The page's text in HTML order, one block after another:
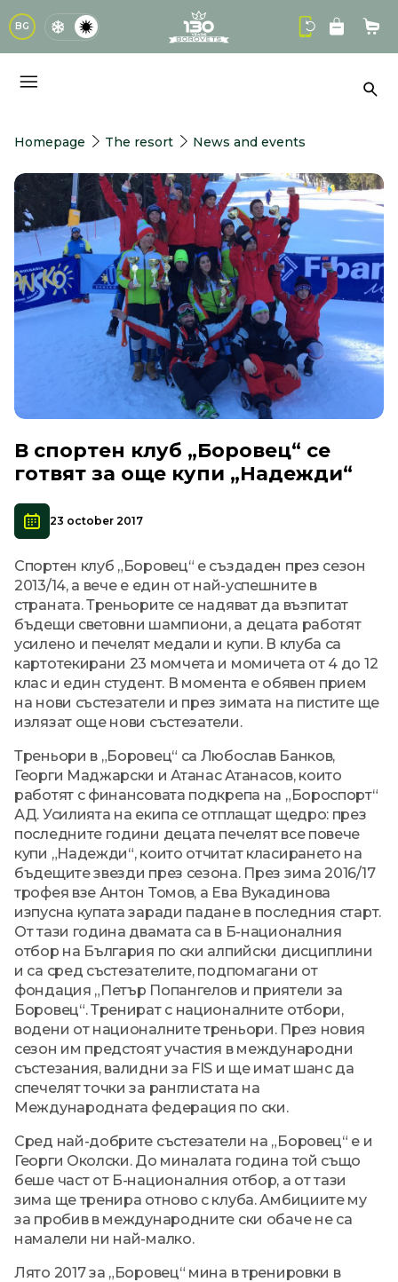
BG logo
Homepage The resort News and events
В спортен клуб „Боровец“ се
готвят за още купи „Надежди“
23 october 2017
Спортен клуб „Боровец“ е създаден през сезон
2013/14, а вече е един от най-успешните в
страната. Треньорите се надяват да възпитат
бъдещи световни шампиони, а децата работят
усилено и печелят медали и купи. В клуба са
картотекирани 23 момчета и момичета от 4 до 12
клас и един студент. В момента е обявен прием
на нови състезатели и през зимата на пистите ще
излязат още нови състезатели.
Треньори в „Боровец“ са Любослав Банков,
Георги Маджарски и Атанас Атанасов, които
работят с финансовата подкрепа на „Бороспорт“
АД. Усилията на екипа се отплащат щедро: през
последните години децата печелят все повече
купи „Надежди“, които отчитат класирането на
бъдещите звезди през сезона. През зима 2016/17
трофея взе Антон Томов, а Ева Вукадинова
изпусна купата заради падане в последния старт.
От тази година двамата са в Б-националния
отбор на България по ски алпийски дисциплини
и са сред състезателите, подпомагани от
фондация „Петър Попангелов и приятели за
Боровец“. Тренират с националните отбори,
водени от националните треньори. През новия
сезон им предстоят участия в международни
състезания, валидни за FIS и ще имат шанс да
спечелят точки за ранглистата на
Международната федерация по ски.
Сред най-добрите състезатели на „Боровец“ е и
Георги Околски. До миналата година той също
беше част от Б-националния отбор, а от тази
зима ще тренира отново с клуба. Амбициите му
за пробив в международните ски обаче не са
намалели ни най-малко.
Лято 2017 за „Боровец“ мина в тренировки в